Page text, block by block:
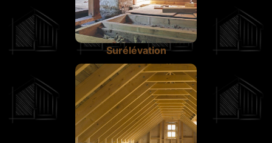
Surélévation